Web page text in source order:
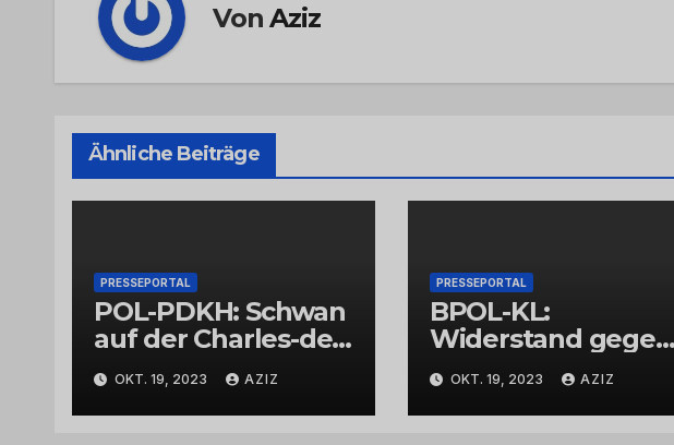
VonAziz
Ähnliche Beiträge
PRESSEPORTAL
POL-PDKH: Schwan
auf der Charles-de-
Gaulle-Straße in
Bad Kreuznach
beeinflusst
OKT. 19, 2023 AZIZ
PRESSEPORTAL
BPOL-KL:
Widerstand gegen
Bundespolizisten
OKT. 19, 2023 AZIZ